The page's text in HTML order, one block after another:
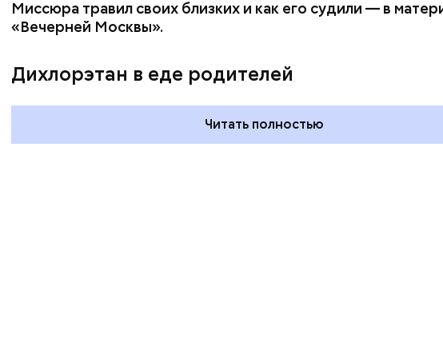
и Международный день
подкаблучника: какие
праздники отмечают в России
горизонта и День пьяного
курсанта: какие праздники
отмечают в России и мире 5
августа
Миссюра травил своих близких и как его судили — в
«Вечерней Москвы».
Дихлорэтан в еде родителей
Читать полностью